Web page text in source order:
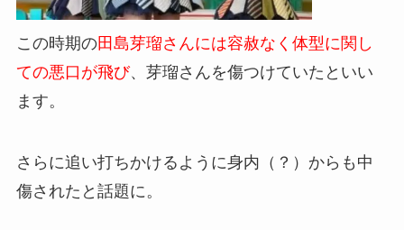
この時期の田島芽瑠さんには容赦なく体型に関し
ての悪口が飛び、芽瑠さんを傷つけていたといい
ます。
さらに追い打ちかけるように身内（？）からも中
傷されたと話題に。